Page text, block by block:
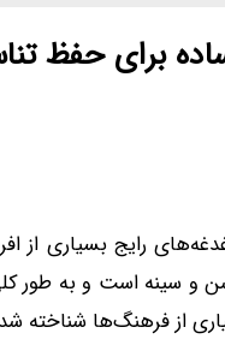
برای حفظ
رایج بسیاری از
و سینه است و به طور
از فرهنگ‌ها شناخته